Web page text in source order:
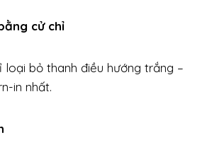
cử chỉ
loại bỏ thanh điều hướng trắng –
in nhất.